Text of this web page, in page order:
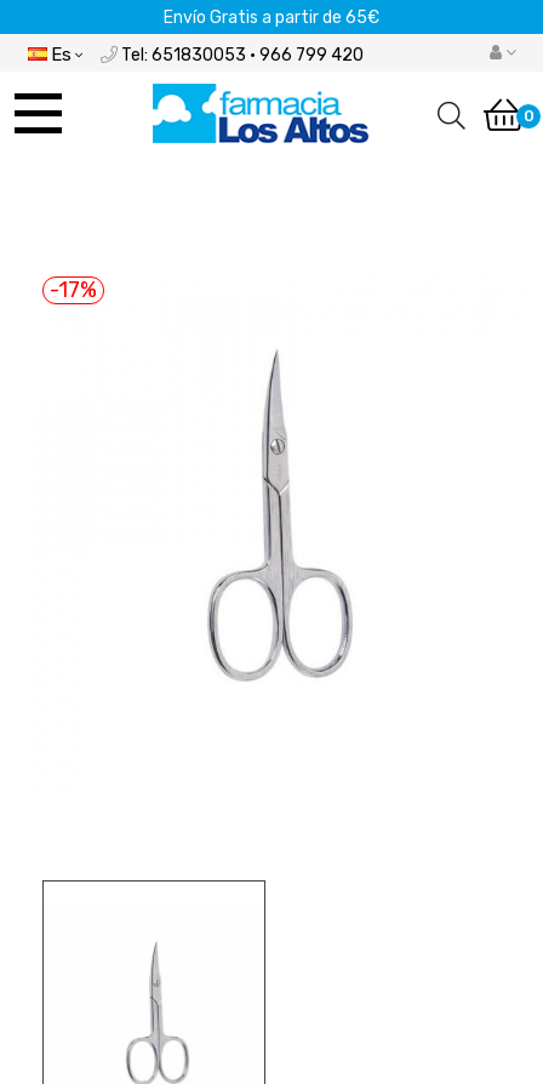
Envío Gratis a partir de 65€
Es Tel: 651830053 · 966 799 420
Navegación 0
-17%